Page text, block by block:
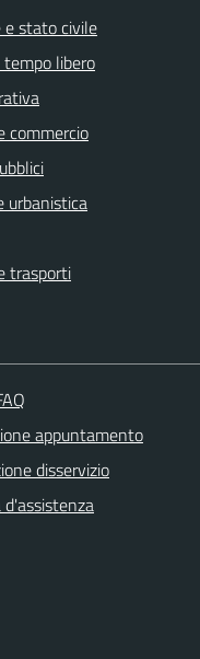
e stato civile
libero
commercio
urbanistica
trasporti
appuntamento
disservizio
d'assistenza